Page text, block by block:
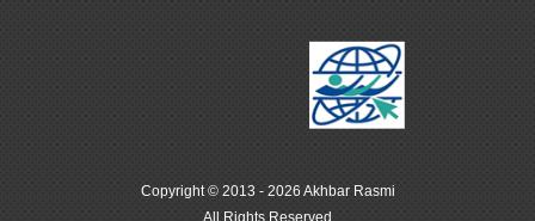
Copyright © 2013 - 2026 Akhbar Rasmi
All Rights Reserved